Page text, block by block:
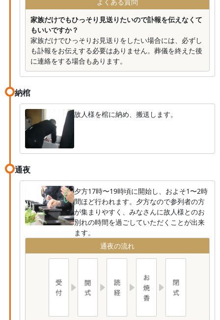
家族だけでもひっそり見送りたいので訃報を伝えなくて
もいいですか？
家族だけでひっそりお見送りをしたい場合には、必ずし
も訃報をお伝えする必要はありません。葬儀を終えた後
に連絡をする場合もあります。
納棺
故人様を棺に納め、搬送します。
通夜
夕方17時〜19時頃に開始し、およそ1〜2時
間ほど行われます。夕方なので参列者の方
が集まりやすく、みなさんに故人様とのお
別れの時間を過ごしていただくことが出来
ます。
通夜の流れ